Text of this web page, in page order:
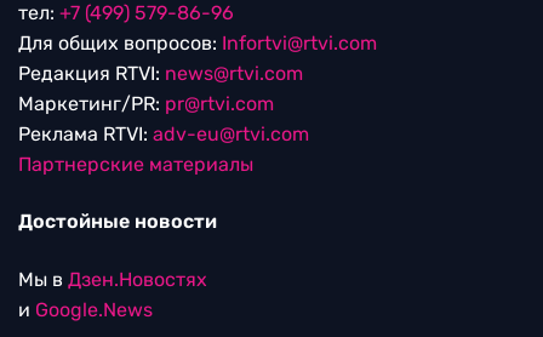
тел: +7 (499) 579-86-96
Для общих вопросов: Infortvi@rtvi.com
Редакция RTVI: news@rtvi.com
Маркетинг/PR: pr@rtvi.com
Реклама RTVI: adv-eu@rtvi.com
Партнерские материалы
Достойные новости
Мы в Дзен.Новостях
и Google.News